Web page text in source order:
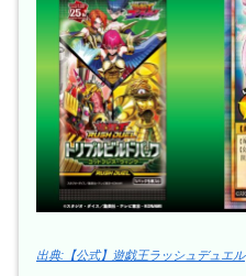
出典:【公式】遊戯王ラッシュデュエル